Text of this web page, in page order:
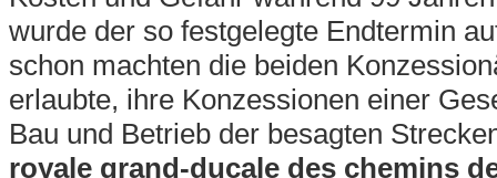
wurde der so festgelegte Endtermin
schon machten die beiden
erlaubte, ihre Konzessionen einer
Bau und Betrieb der besagten
royale grand-ducale des chemins